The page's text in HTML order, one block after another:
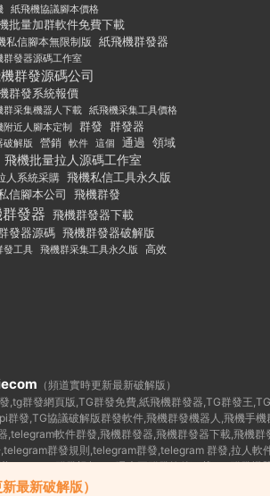
紙飛機協議腳本價格
批量加群軟件免費下載
私信腳本無限制版 紙飛機群發器
群發器源碼工作室
群發源碼公司
群發系統報價
群采集機器人下載 紙飛機采集工具價格
附近人腳本定制
群發 群發器
破解版 營銷 軟件 這個 通過 領域
飛機批量拉人源碼工作室
人系統采購 飛機私信工具永久版
信腳本公司
飛機群發
發器
飛機群發器下載
發器源碼 飛機群發器破解版
發工具 飛機群采集工具永久版 高效
（頻道實時更新最新破解版）
群發網頁版,TG群發免費,紙飛機群發器,TG群發王
發,TG協議破解版群發軟件,飛機群發機器人,飛機手
軟件群發,飛機群發器,飛機群發器下載,飛機
群發規則,telegram群發,telegram 群發,拉人軟
群發視頻,TG曝光王群發軟件下載,TG群發機
群發器源碼,telegram 群發工具,如何群發telegram,TG
最新破解版）